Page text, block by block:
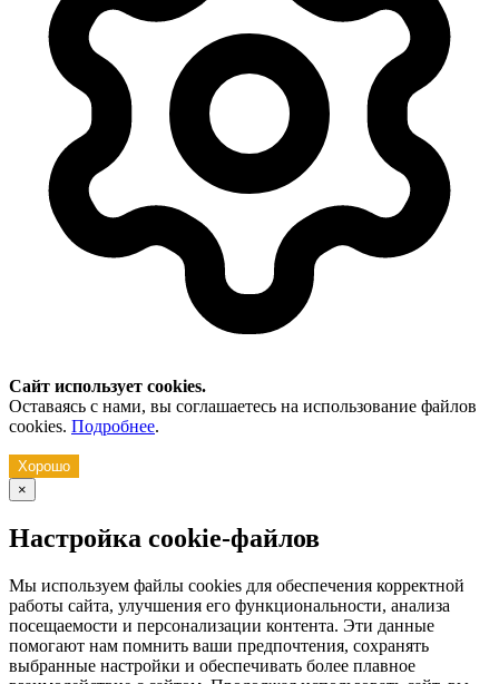
Сайт использует cookies.
Оставаясь с нами, вы соглашаетесь на использование файлов
cookies. Подробнее.
Хорошо
×
Настройка cookie-файлов
Мы используем файлы cookies для обеспечения корректной
работы сайта, улучшения его функциональности, анализа
посещаемости и персонализации контента. Эти данные
помогают нам помнить ваши предпочтения, сохранять
выбранные настройки и обеспечивать более плавное